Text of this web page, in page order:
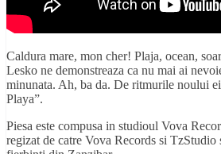
Caldura mare, mon cher! Plaja, ocean,
Lesko ne demonstreaza ca nu mai ai
minunata. Ah, ba da. De ritmurile noului
Playa”.
Piesa este compusa in studioul Vova
regizat de catre Vova Records si